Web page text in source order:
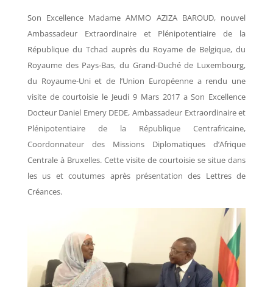
Son Excellence Madame AMMO AZIZA BAROUD, nouvel
Ambassadeur Extraordinaire et Plénipotentiaire de la
République du Tchad auprès du Royame de Belgique, du
Royaume des Pays-Bas, du Grand-Duché de Luxembourg,
du Royaume-Uni et de l’Union Européenne a rendu une
visite de courtoisie le Jeudi 9 Mars 2017 a Son Excellence
Docteur Daniel Emery DEDE, Ambassadeur Extraordinaire et
Plénipotentiaire de la République Centrafricaine,
Coordonnateur des Missions Diplomatiques d’Afrique
Centrale à Bruxelles. Cette visite de courtoisie se situe dans
les us et coutumes après présentation des Lettres de
Créances.